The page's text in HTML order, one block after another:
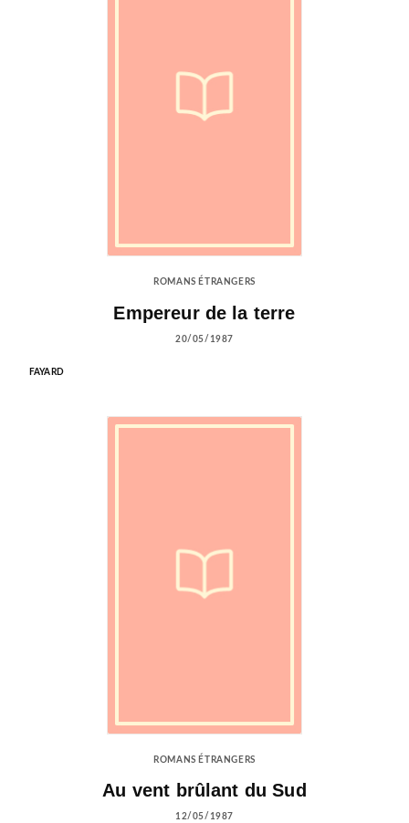
ROMANS ÉTRANGERS
Empereur de la terre
20/05/1987
FAYARD
ROMANS ÉTRANGERS
Au vent brûlant du Sud
12/05/1987